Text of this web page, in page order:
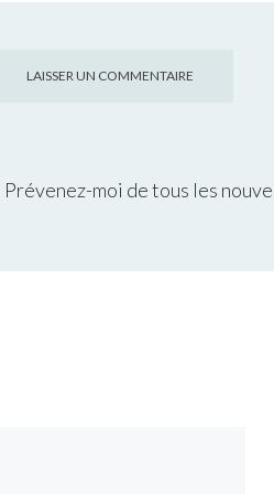
Prévenez-moi de tous les